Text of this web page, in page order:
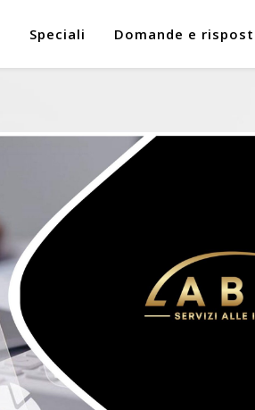
Speciali Domande e